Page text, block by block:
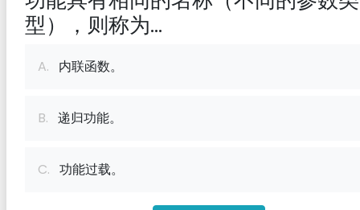
型），则称为...
A. 内联函数。
B. 递归功能。
C. 功能过载。